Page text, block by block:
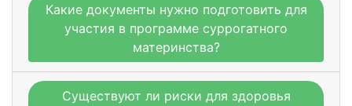
Какие документы нужно подготовить для
участия в программе суррогатного
материнства?
Существуют ли риски для здоровья